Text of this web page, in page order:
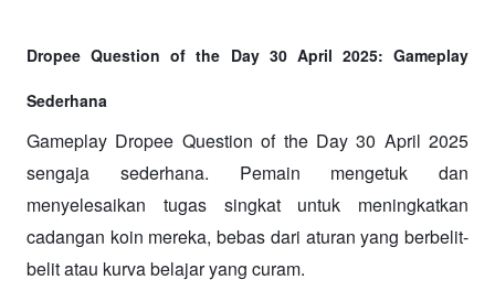
Dropee Question of the Day 30 April 2025: Gameplay
Sederhana
Gameplay Dropee Question of the Day 30 April 2025
sengaja sederhana. Pemain mengetuk dan
menyelesaikan tugas singkat untuk meningkatkan
cadangan koin mereka, bebas dari aturan yang berbelit-
belit atau kurva belajar yang curam.